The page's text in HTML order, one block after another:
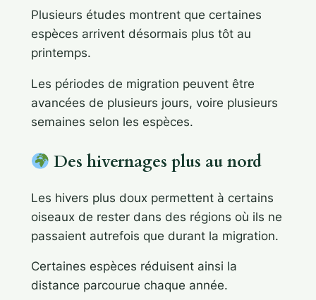
Plusieurs études montrent que certaines
espèces arrivent désormais plus tôt au
printemps.
Les périodes de migration peuvent être
avancées de plusieurs jours, voire plusieurs
semaines selon les espèces.
Des hivernages plus au nord
Les hivers plus doux permettent à certains
oiseaux de rester dans des régions où ils ne
passaient autrefois que durant la migration.
Certaines espèces réduisent ainsi la
distance parcourue chaque année.